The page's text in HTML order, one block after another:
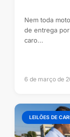
Nem toda
de entrega
caro...
6 de março de
LEILÕES DE